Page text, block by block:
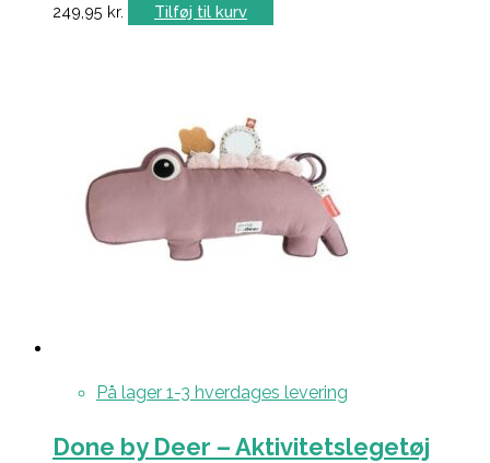
249,95 kr. Tilføj til kurv
På lager 1-3 hverdages levering
Done by Deer – Aktivitetslegetøj